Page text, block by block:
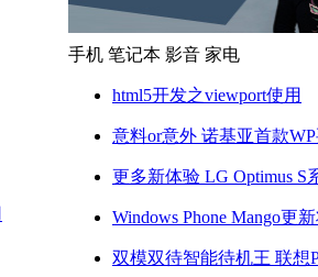
[一周热点]厦打造宜居城
不降
故事
两重量级歌手昨鹭岛开唱
考
手机 笔记本 影音 家电
html5开发之viewport使用
意料or意外 诺基亚首款
更多新体验 LG Optimus S
Windows Phone Mango更
双模双待智能待机王 联想